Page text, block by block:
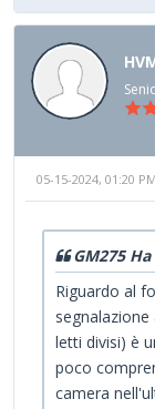
05-15-2024, 01:20 PM
GM275
Riguardo al
letti divisi) è
poco
camera